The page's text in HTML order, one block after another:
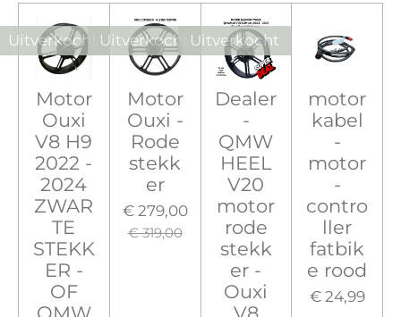
Uitverkocht
Motor
Ouxi
V8 H9
2022 -
2024
ZWAR
TE
STEKK
ER -
OF
Uitverkocht
Motor
Ouxi -
Rode
stekk
er
€ 279,00
€ 319,00
Uitverkocht
Dealer
-
QMW
HEEL
V20
motor
rode
stekk
er -
Ouxi
motor
kabel
-
motor
-
contro
ller
fatbik
e rood
€ 24,99